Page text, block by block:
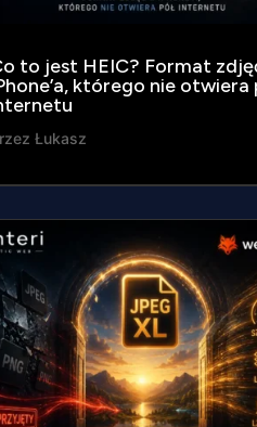
to jest HEIC? Format
którego nie otwiera
Łukasz